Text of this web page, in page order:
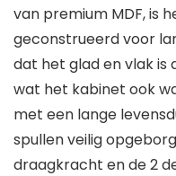
van premium MDF, is
geconstrueerd voor
dat het glad en vlak
wat het kabinet ook
met een lange
spullen veilig
draagkracht en de 2